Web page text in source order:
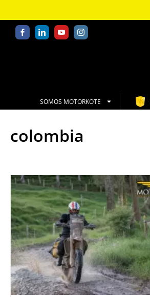
SOMOS MOTORKOTE
colombia